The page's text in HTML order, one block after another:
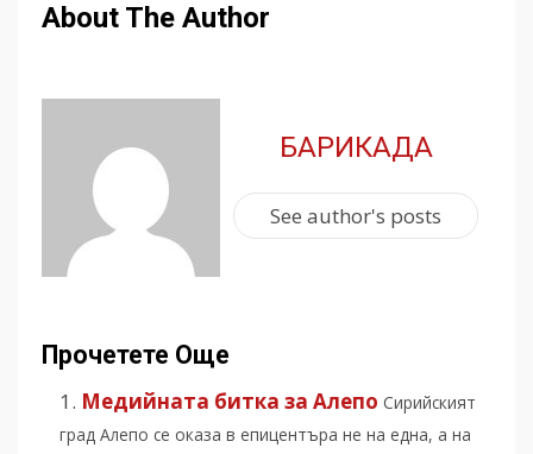
About The Author
БАРИКАДА
See author's posts
Прочетете Още
Медийната битка за Алепо Сирийският
град Алепо се оказа в епицентъра не на една, а на